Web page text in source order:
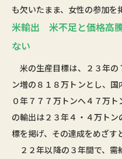
も欠いたまま、女性の参加を
米輸出 米不足と価格高
ない
米の生産目標は、２３年の
ン増の８１８万トンとし、
０年７７７万トンへ４７万
の輸出は２３年４・４万ト
標を掲げ、その達成をめざす
２２年以降の３年間で、需